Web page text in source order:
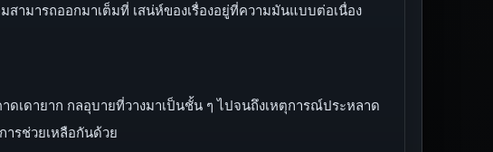
ามารถออกมาเต็มที่ เสน่ห์ของเรื่องอยู่ที่ความมันแบบต่อเนื่อง
เดายาก กลอุบายที่วางมาเป็นชั้น ๆ ไปจนถึงเหตุการณ์ประหลาด
รช่วยเหลือกันด้วย